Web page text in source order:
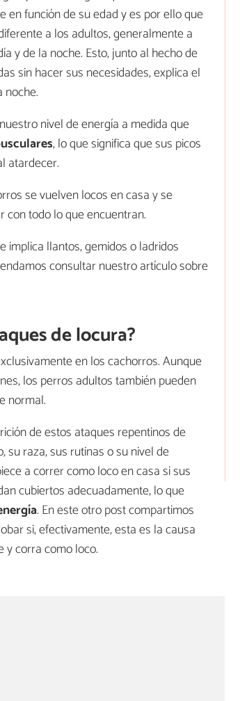
función de su edad y es por ello que
a los adultos, generalmente a
y de la noche. Esto, junto al hecho de
sin hacer sus necesidades, explica el
nivel de energía a medida que
, lo que significa que sus picos
atardecer.
se vuelven locos en casa y se
con todo lo que encuentran.
implica llantos, gemidos o ladridos
consultar nuestro artículo sobre
de locura?
en los cachorros. Aunque
los perros adultos también pueden
normal.
de estos ataques repentinos de
raza, sus rutinas o su nivel de
a correr como loco en casa si sus
cubiertos adecuadamente, lo que
. En este otro post compartimos
si, efectivamente, esta es la causa
y corra como loco.